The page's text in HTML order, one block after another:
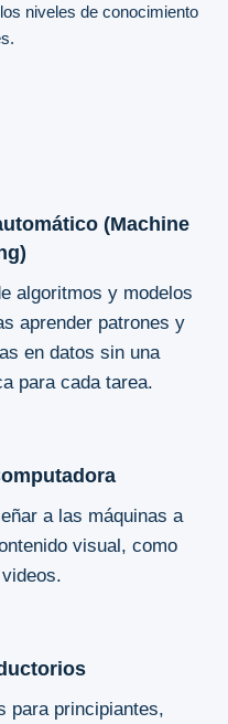
niveles de conocimiento
(Machine
algoritmos y modelos
aprender patrones y
en datos sin una
para cada tarea.
a las máquinas a
visual, como
para principiantes,